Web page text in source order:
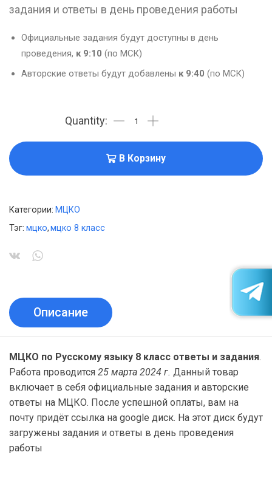
задания и ответы в день проведения работы
Официальные задания будут доступны в день
проведения, к 9:10 (по МСК)
Авторские ответы будут добавлены к 9:40 (по МСК)
В Корзину
Категории: МЦКО
Тэг: мцко,мцко 8 класс
Описание
МЦКО по Русскому языку 8 класс ответы и задания.
Работа проводится 25 марта 2024 г. Данный товар
включает в себя официальные задания и авторские
ответы на МЦКО. После успешной оплаты, вам на
почту придёт ссылка на google диск. На этот диск будут
загружены задания и ответы в день проведения
работы